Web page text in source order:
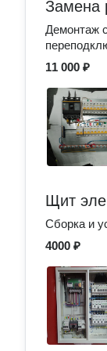
Замена
Демонтаж
11 000 ₽
Щит
Сборка и
4000 ₽